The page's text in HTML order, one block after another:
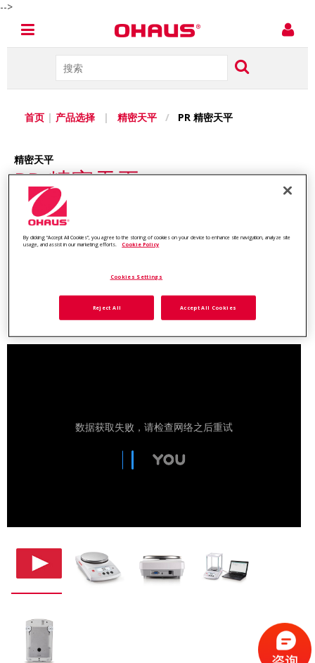
-->
首页 | 产品选择 | 精密天平 / PR 精密天平
精密天平
PR 精密天平
用于日常称重的通用天平
PR电子天平满足您在实验室、工业、教育领域中日常称重的需
求，PR分析及精密天平性能优异、价格实惠。RS232通讯端口、
By clicking “Accept All Cookies”, you agree to the storing of cookies on your device to enhance site navigation, analyze site
usage, and assist in our marketing efforts.
Cookie Policy
Cookies Settings
Reject All Accept All Cookies